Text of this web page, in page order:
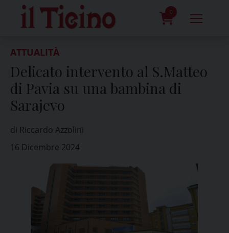
content
0
ATTUALITÀ
Delicato intervento al S.Matteo
di Pavia su una bambina di
Sarajevo
di Riccardo Azzolini
16 Dicembre 2024